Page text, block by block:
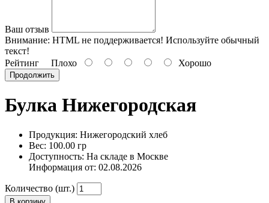
Ваш отзыв
Внимание: HTML не поддерживается! Используйте обычный
текст!
Рейтинг Плохо Хорошо
Продолжить
Булка Нижегородская
Продукция: Нижегородский хлеб
Вес: 100.00 гр
Доступность: На складе в Москве
Информация от: 02.08.2026
Количество (шт.)